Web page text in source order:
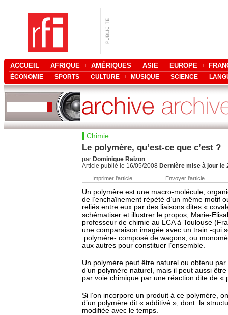
ACCUEIL AFRIQUE AMÉRIQUES ASIE EUROPE
ÉCONOMIE SPORTS CULTURE MUSIQUE SCIENCE
Chimie
Le polymère, qu’est-ce que c’est ?
par Dominique Raizon
Article publié le 16/05/2008 Dernière mise à jour le
Imprimer l'article Envoyer l'article
Un polymère est une macro-molécule,
de l’enchaînement répété d’un même motif
reliés entre eux par des liaisons dites «
schématiser et illustrer le propos, Marie-
professeur de chimie au LCA à Toulouse
une comparaison imagée avec un train -qui
polymère- composé de wagons, ou
aux autres pour constituer l’ensemble.
Un polymère peut être naturel ou obtenu
d’un polymère naturel, mais il peut aussi
par voie chimique par une réaction dite de «
Si l’on incorpore un produit à ce polymère,
d’un polymère dit « additivé », dont la
modifiée avec le temps.